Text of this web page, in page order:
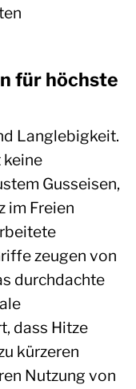
für höchste
Langlebigkeit.
Gusseisen,
im Freien
zeugen von
durchdachte
dass Hitze
kürzeren
Nutzung von